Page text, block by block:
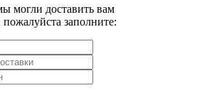
могли доставить вам
заполните: